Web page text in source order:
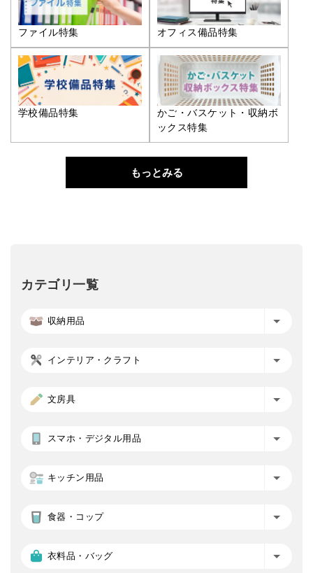
ファイル特集 オフィス備品特集
学校備品特集
かご・バスケット・収納ボ
ックス特集
もっとみる
カテゴリ一覧
収納用品
インテリア・クラフト
文房具
スマホ・デジタル用品
キッチン用品
食器・コップ
衣料品・バッグ